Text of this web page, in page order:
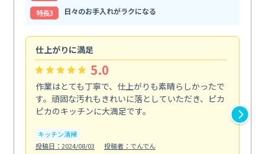
特⻑3
日々のお手入れがラクになる
仕上がりに満足
5.0
作業はとても丁寧で、仕上がりも素晴らしかったで
す。頑固な汚れもきれいに落としていただき、ピカ
ピカのキッチンに大満足です。
キッチン清掃
投稿日：2024/08/03
投稿者：でんでん